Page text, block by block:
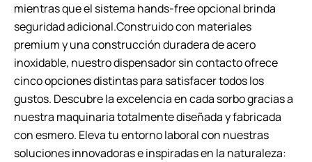
mientras que el sistema hands-free opcional brinda
seguridad adicional.Construido con materiales
premium y una construcción duradera de acero
inoxidable, nuestro dispensador sin contacto ofrece
cinco opciones distintas para satisfacer todos los
gustos. Descubre la excelencia en cada sorbo gracias a
nuestra maquinaria totalmente diseñada y fabricada
con esmero. Eleva tu entorno laboral con nuestras
soluciones innovadoras e inspiradas en la naturaleza: